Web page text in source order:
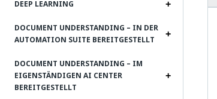
DEEP LEARNING
DOCUMENT UNDERSTANDING – IN DER
AUTOMATION SUITE BEREITGESTELLT
DOCUMENT UNDERSTANDING – IM
EIGENSTÄNDIGEN AI CENTER
BEREITGESTELLT